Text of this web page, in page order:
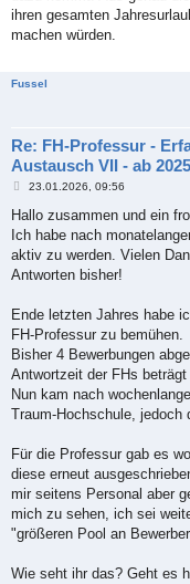
ihren gesamten
machen würden.
Fussel
Re: FH-Professur -
Austausch VII - ab 2025
B
i
r
a
23.01.2026, 09:56
Hallo zusammen und ein
Ich habe nach
aktiv zu werden. Vielen
Antworten bisher!
Ende letzten Jahres habe
FH-Professur zu bemühen.
Bisher 4 Bewerbungen
Antwortzeit der FHs
Nun kam nach
Traum-Hochschule, jedoch
Für die Professur gab es
diese erneut
mir seitens Personal aber
mich zu sehen, ich sei
"größeren Pool an
Wie seht ihr das? Geht es